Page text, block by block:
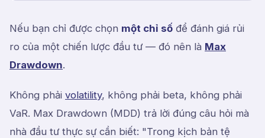
Nếu bạn chỉ được chọn một chỉ số để đánh giá rủi
ro của một chiến lược đầu tư — đó nên là Max
Drawdown.
Không phải volatility, không phải beta, không phải
VaR. Max Drawdown (MDD) trả lời đúng câu hỏi mà
nhà đầu tư thực sự cần biết: "Trong kịch bản tệ